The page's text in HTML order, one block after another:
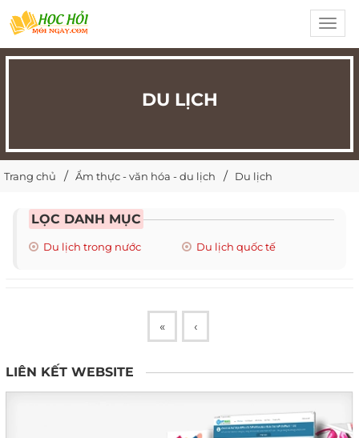
DU LỊCH
Trang chủ Ẩm thực - văn hóa - du lịch Du lịch
LỌC DANH MỤC
Du lịch trong nước Du lịch quốc tế
« ‹
LIÊN KẾT WEBSITE